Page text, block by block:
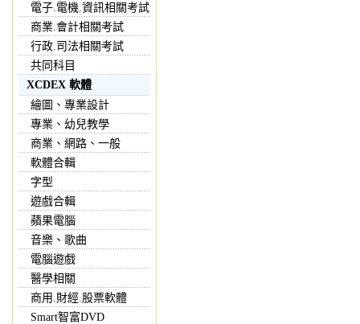
電子.電機.資訊相關考試
商業.會計相關考試
行政.司法相關考試
共同科目
XCDEX 軟體
繪圖、專業設計
專業、幼兒教學
商業、網路、一般
軟體合輯
字型
遊戲合輯
蘋果電腦
音樂、歌曲
電腦遊戲
醫學相關
商用.財經.股票軟體
Smart智富DVD